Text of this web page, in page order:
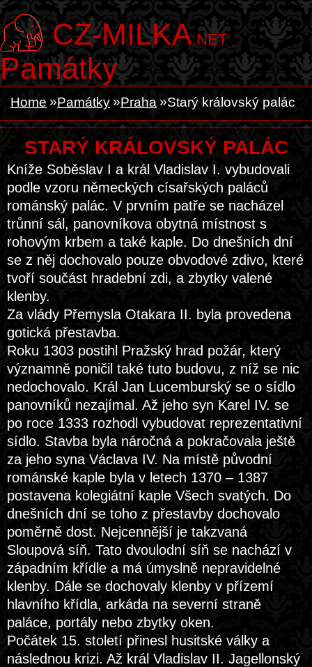
CZ-MILKA.NET
Památky
Home Památky Praha Starý královský palác
STARÝ KRÁLOVSKÝ PALÁC
Kníže Soběslav I a král Vladislav I. vybudovali
podle vzoru německých císařských paláců
románský palác. V prvním patře se nacházel
trůnní sál, panovníkova obytná místnost s
rohovým krbem a také kaple. Do dnešních dní
se z něj dochovalo pouze obvodové zdivo, které
tvoří součást hradební zdi, a zbytky valené
klenby.
Za vlády Přemysla Otakara II. byla provedena
gotická přestavba.
Roku 1303 postihl Pražský hrad požár, který
významně poničil také tuto budovu, z níž se nic
nedochovalo. Král Jan Lucemburský se o sídlo
panovníků nezajímal. Až jeho syn Karel IV. se
po roce 1333 rozhodl vybudovat reprezentativní
sídlo. Stavba byla náročná a pokračovala ještě
za jeho syna Václava IV. Na místě původní
románské kaple byla v letech 1370 – 1387
postavena kolegiátní kaple Všech svatých. Do
dnešních dní se toho z přestavby dochovalo
poměrně dost. Nejcennější je takzvaná
Sloupová síň. Tato dvoulodní síň se nachází v
západním křídle a má úmyslně nepravidelné
klenby. Dále se dochovaly klenby v přízemí
hlavního křídla, arkáda na severní straně
paláce, portály nebo zbytky oken.
Počátek 15. století přinesl husitské války a
následnou krizi. Až král Vladislav II. Jagellonský